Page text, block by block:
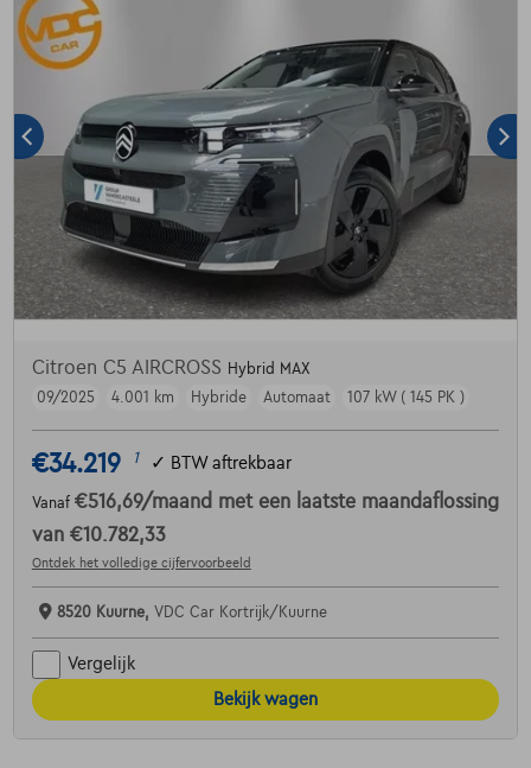
Citroen C5 AIRCROSS Hybrid MAX
09/2025
4.001 km Hybride Automaat 107 kW ( 145 PK )
€34.219 1 ✓ BTW aftrekbaar
Vanaf €516,69/maand met een laatste maandaflossing
van €10.782,33
Ontdek het volledige cijfervoorbeeld
8520 Kuurne, VDC Car Kortrijk/Kuurne
Vergelijk
Bekijk wagen